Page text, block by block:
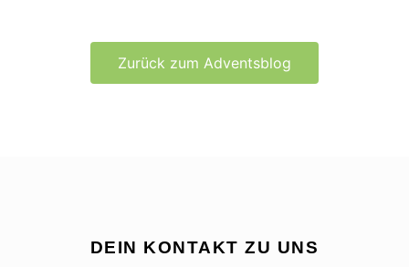
Zurück zum Adventsblog
DEIN KONTAKT ZU UNS